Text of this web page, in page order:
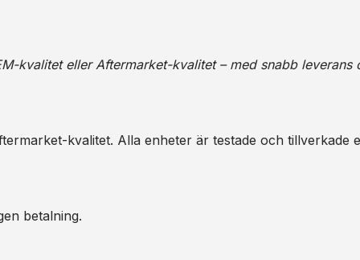
kvalitet eller Aftermarket-kvalitet – med snabb leverans
kvalitet. Alla enheter är testade och tillverkade
betalning.